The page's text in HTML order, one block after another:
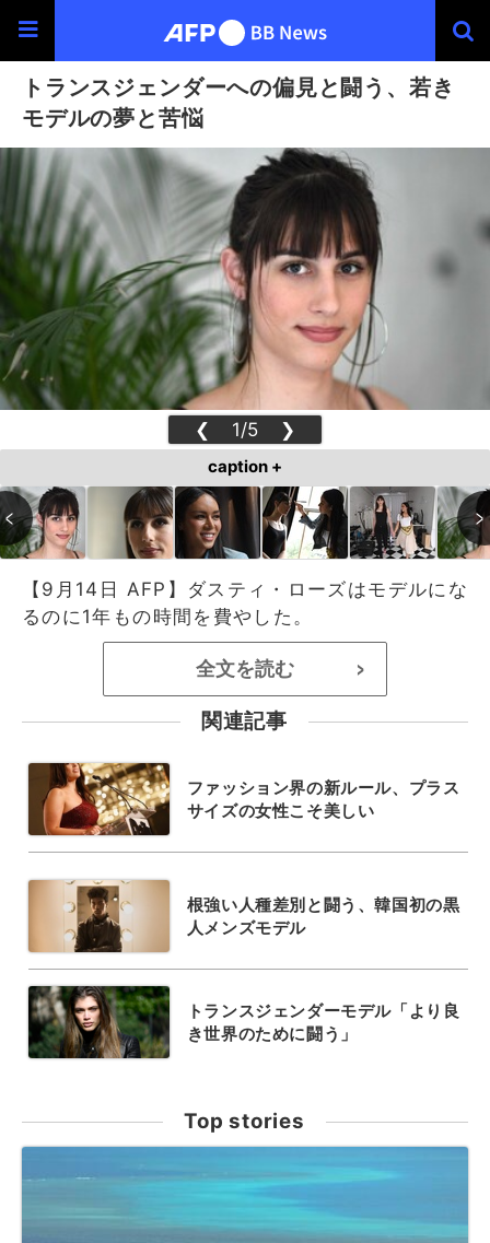
トランスジェンダーへの偏見と闘う、若き
モデルの夢と苦悩
❮ 1/5 ❯
caption +
【9月14日 AFP】ダスティ・ローズはモデルにな
るのに1年もの時間を費やした。
全文を読む >
関連記事
ファッション界の新ルール、プラス
サイズの女性こそ美しい
根強い人種差別と闘う、韓国初の黒
人メンズモデル
トランスジェンダーモデル「より良
き世界のために闘う」
Top stories